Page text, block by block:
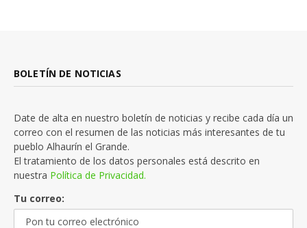
BOLETÍN DE NOTICIAS
Date de alta en nuestro boletín de noticias y recibe cada día un
correo con el resumen de las noticias más interesantes de tu
pueblo Alhaurín el Grande.
El tratamiento de los datos personales está descrito en
nuestra Política de Privacidad.
Tu correo: